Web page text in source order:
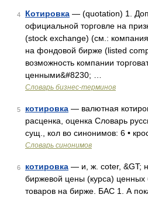
4 Котировка — (quotation) 1.
официальной торговле на
(stock exchange) (cм.:
на фондовой бирже (listed
возможность компании
ценными&#8230; …
Словарь бизнес-терминов
5 котировка — валютная
расценка, оценка Словарь
сущ., кол во синонимов: 6 •
Словарь синонимов
6 котировка — и, ж. coter, &GT;
биржевой цены (курса) ценных
товаров на бирже. БАС 1. А